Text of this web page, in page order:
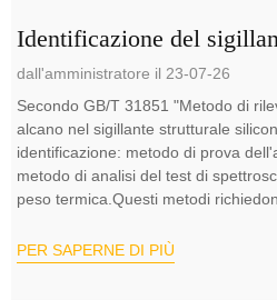
Identificazione del
dall'amministratore il 23-07-26
Secondo GB/T 31851 "Metodo di
alcano nel sigillante strutturale
identificazione: metodo di prova
metodo di analisi del test di
peso termica.Questi metodi
PER SAPERNE DI PIÙ